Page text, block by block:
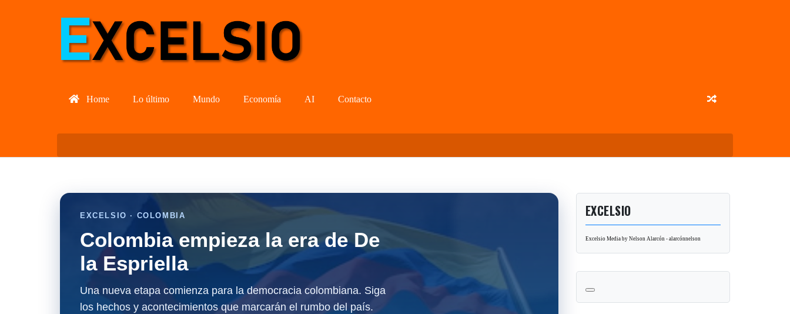
Home Lo último Mundo Economía AI Contacto
EXCELSIO · COLOMBIA
Colombia empieza la era de De
la Espriella
Una nueva etapa comienza para la democracia colombiana. Siga
los hechos y acontecimientos que marcarán el rumbo del país.
EXCELSIO
Excelsio Media by Nelson Alarcón - alarcónnelson